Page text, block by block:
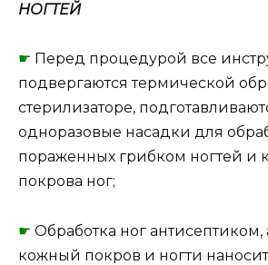
НОГТЕЙ
☛ Перед процедурой все
подвергаются термической
стерилизаторе,
одноразовые насадки для
пораженных грибком ногтей и
покрова ног;
☛ Обработка ног антисептиком,
кожный покров и ногти